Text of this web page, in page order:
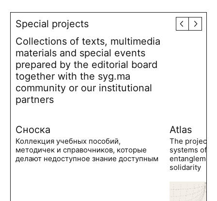
Special projects
Collections of texts, multimedia
materials and special events
prepared by the editorial board
together with the syg.ma
community or our institutional
partners
Сноска
Коллекция учебных пособий,
методичек и справочников, которые
делают недоступное знание доступным
Atlas
The project
systems of
solidarity